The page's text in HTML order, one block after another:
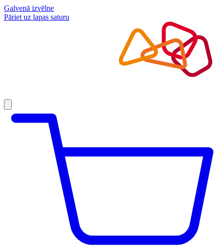
Galvenā izvēlne
Pāriet uz lapas saturu